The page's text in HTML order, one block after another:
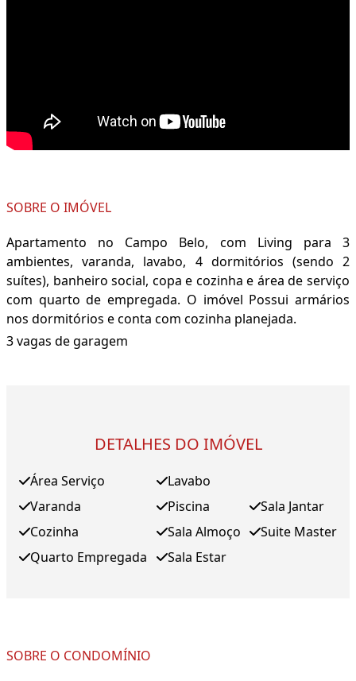
SOBRE O IMÓVEL
Apartamento no Campo Belo, com Living para 3
ambientes, varanda, lavabo, 4 dormitórios (sendo 2
suítes), banheiro social, copa e cozinha e área de serviço
com quarto de empregada. O imóvel Possui armários
nos dormitórios e conta com cozinha planejada.
3 vagas de garagem
DETALHES DO IMÓVEL
Área Serviço
Varanda
Cozinha
Quarto Empregada
Lavabo
Piscina
Sala Almoço
Sala Estar
Sala Jantar
Suite Master
SOBRE O CONDOMÍNIO